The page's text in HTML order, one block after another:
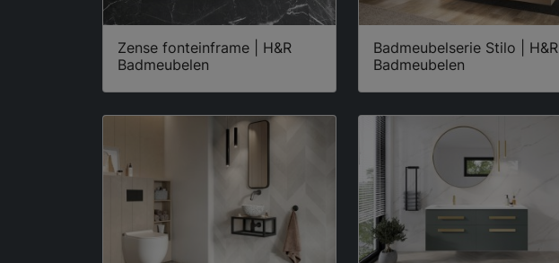
Zense fonteinframe | H&R
Badmeubelen
Badmeubelserie Stilo | H&R
Badmeubelen